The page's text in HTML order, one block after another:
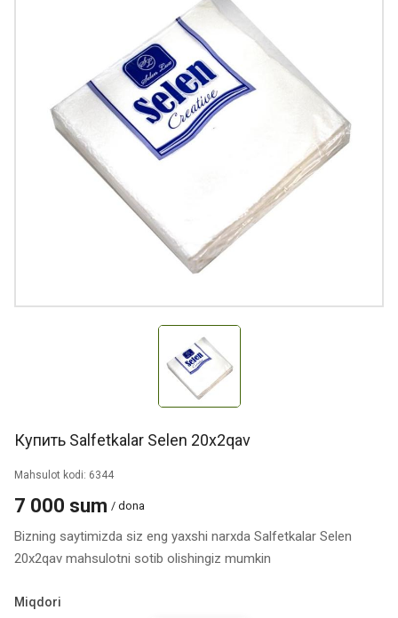
Купить Salfetkalar Selen 20x2qav
Mahsulot kodi: 6344
7 000 sum / dona
Bizning saytimizda siz eng yaxshi narxda Salfetkalar Selen
20x2qav mahsulotni sotib olishingiz mumkin
Miqdori